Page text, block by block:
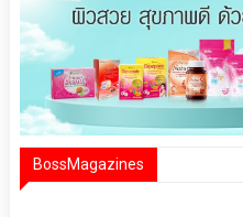
BossMagazines